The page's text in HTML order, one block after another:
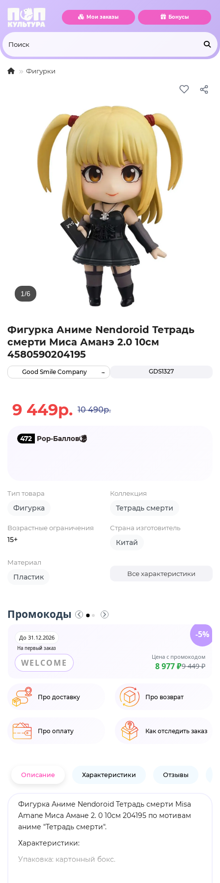
Мои заказы Бонусы
Фигурки
Фигурка Аниме Nendoroid Тетрадь
смерти Миса Аманэ 2.0 10см
4580590204195
GDS1327
Good Smile Company
9 449р. 10 490р.
472 Pop-Баллов
Тип товара
Фигурка
Коллекция
Тетрадь смерти
Возрастные ограничения
15+
Страна изготовитель
Китай
Материал
Пластик Все характеристики
Промокоды
На первый заказ
До 31.12.2026
WELCOME
Цена с промокодом
8 977 ₽9 449 ₽
-5%
Про доставку Про возврат
Про оплату Как отследить заказ
Описание Характеристики Отзывы
Фигурка Аниме Nendoroid Тетрадь смерти Misa
Amane Миса Амане 2. 0 10см 204195 по мотивам
аниме "Тетрадь смерти".
Характеристики:
Упаковка: картонный бокс.